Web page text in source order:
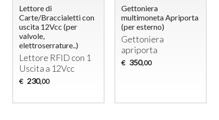
Lettore di
Carte/Braccialetti con
uscita 12Vcc (per
valvole,
elettroserrature..)
Lettore RFID con 1
Uscita a 12Vcc
€ 230,00
Gettoniera
multimoneta Apriporta
(per esterno)
Gettoniera
apriporta
€ 350,00